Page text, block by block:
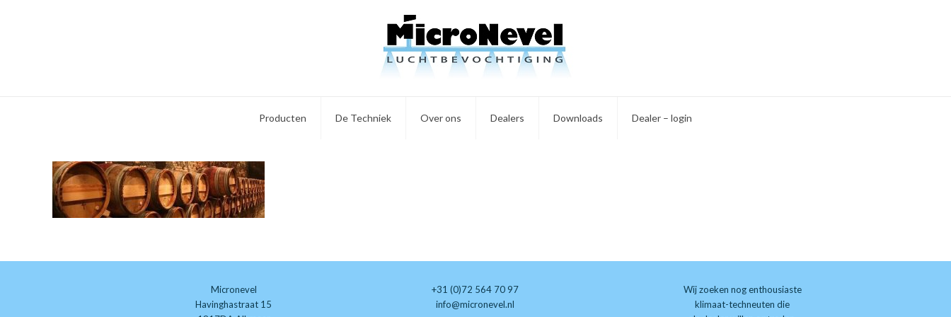
Producten De Techniek Over ons Dealers Downloads Dealer – login
Micronevel
Havinghastraat 15
+31 (0)72 564 70 97
info@micronevel.nl
Wij zoeken nog enthousiaste
klimaat-techneuten die